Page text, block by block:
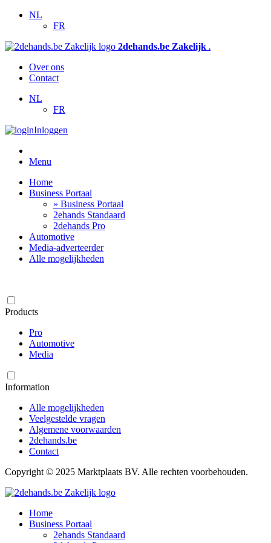
NL
FR
2dehands.be Zakelijk .
Over ons
Contact
NL
FR
Inloggen
Menu
Home
Business Portaal
» Business Portaal
2ehands Standaard
2dehands Pro
Automotive
Media-adverteerder
Alle mogelijkheden
Products
Pro
Automotive
Media
Information
Alle mogelijkheden
Veelgestelde vragen
Algemene voorwaarden
2dehands.be
Contact
Copyright © 2025 Marktplaats BV. Alle rechten voorbehouden.
Home
Business Portaal
2ehands Standaard